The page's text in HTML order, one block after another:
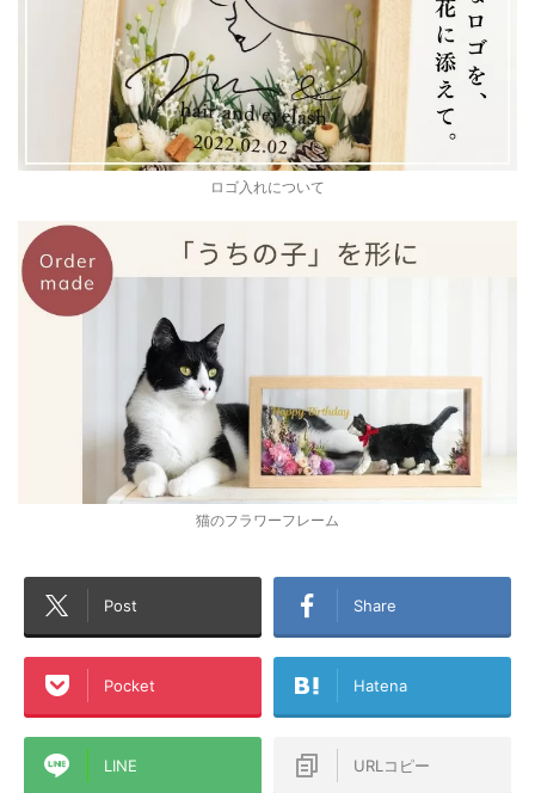
ロゴ入れについて
猫のフラワーフレーム
Post Share
Pocket Hatena
LINE URLコピー